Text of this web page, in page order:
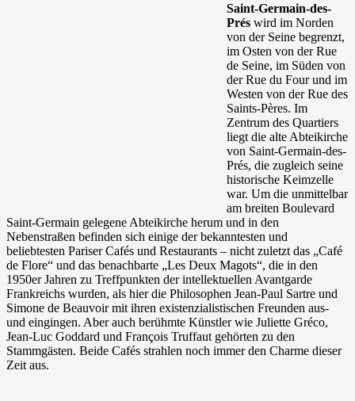
Saint-Germain-des-
Prés wird im Norden
von der Seine begrenzt,
im Osten von der Rue
de Seine, im Süden von
der Rue du Four und im
Westen von der Rue des
Saints-Pères. Im
Zentrum des Quartiers
liegt die alte Abteikirche
von Saint-Germain-des-
Prés, die zugleich seine
historische Keimzelle
war. Um die unmittelbar
am breiten Boulevard
Saint-Germain gelegene Abteikirche herum und in den
Nebenstraßen befinden sich einige der bekanntesten und
beliebtesten Pariser Cafés und Restaurants – nicht zuletzt das „Café
de Flore“ und das benachbarte „Les Deux Magots“, die in den
1950er Jahren zu Treffpunkten der intellektuellen Avantgarde
Frankreichs wurden, als hier die Philosophen Jean-Paul Sartre und
Simone de Beauvoir mit ihren existenzialistischen Freunden aus-
und eingingen. Aber auch berühmte Künstler wie Juliette Gréco,
Jean-Luc Goddard und François Truffaut gehörten zu den
Stammgästen. Beide Cafés strahlen noch immer den Charme dieser
Zeit aus.